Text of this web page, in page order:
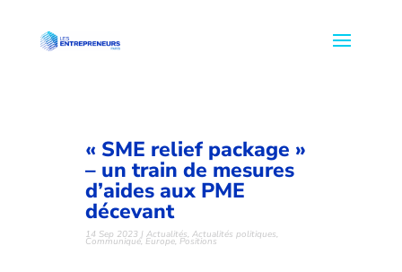
« SME relief package »
– un train de mesures
d’aides aux PME
décevant
14 Sep 2023|Actualités,Actualités politiques,
Communiqué,Europe,Positions